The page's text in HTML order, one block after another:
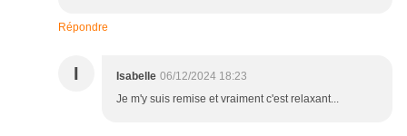
Répondre
I Isabelle 06/12/2024 18:23
Je m'y suis remise et vraiment c'est relaxant...